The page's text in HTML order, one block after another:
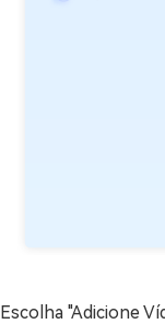
Escolha "Adicione